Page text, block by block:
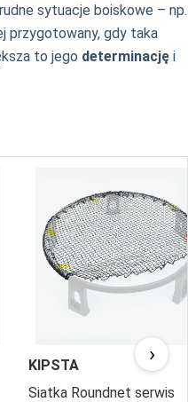
sytuacje boiskowe – np.
przygotowany, gdy taka
to jego determinację i
KIPSTA
Siatka Roundnet serwis
›